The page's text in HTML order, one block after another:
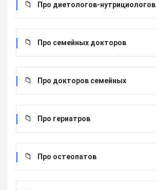
Про диетологов-нутрициологов
Про семейных докторов
Про докторов семейных
Про гериатров
Про остеопатов